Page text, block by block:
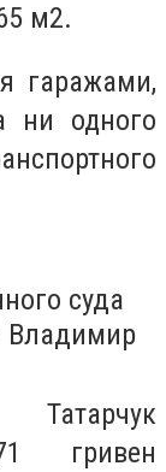
м2.
гаражами,
ни одного
суда
Владимир
гривен